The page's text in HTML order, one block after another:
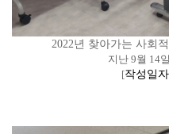
2022년 찾아가는 사회
지난 9월 14
[작성일